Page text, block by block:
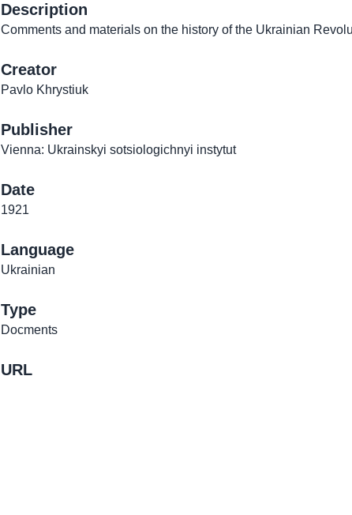
Description
Comments and materials on the history of the Ukrainian
Creator
Pavlo Khrystiuk
Publisher
Vienna: Ukrainskyi sotsiologichnyi instytut
Date
1921
Language
Ukrainian
Type
Docments
URL